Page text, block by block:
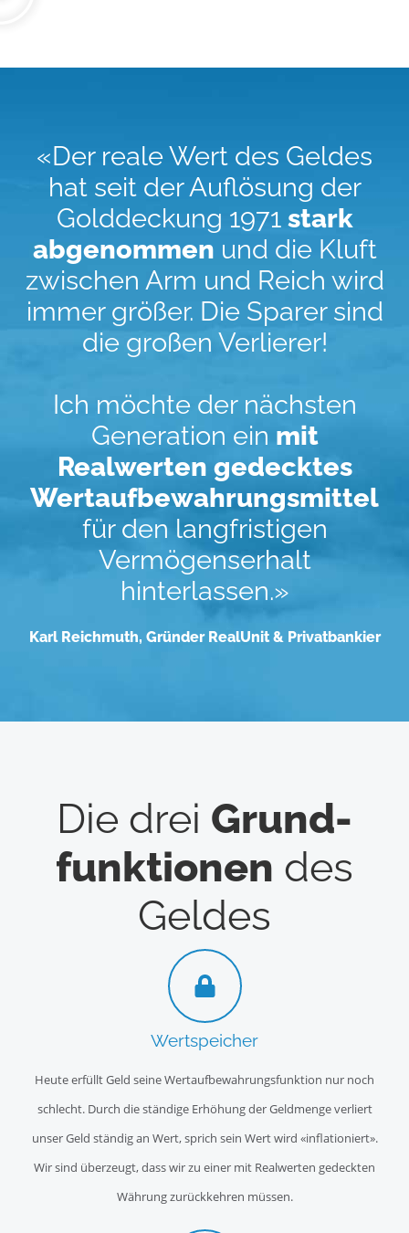
«Der reale Wert des Geldes
hat seit der Auflösung der
Golddeckung 1971 stark
abgenommen und die Kluft
zwischen Arm und Reich wird
immer größer. Die Sparer sind
die großen Verlierer!
Ich möchte der nächsten
Generation ein mit
Realwerten gedecktes
Wertaufbewahrungsmittel
für den langfristigen
Vermögenserhalt
hinterlassen.»
Karl Reichmuth, Gründer RealUnit & Privatbankier
Die drei Grund­
funk­tionen des
Geldes
Wertspeicher
Heute erfüllt Geld seine Wertaufbewahrungsfunktion nur noch
schlecht. Durch die ständige Erhöhung der Geldmenge verliert
unser Geld ständig an Wert, sprich sein Wert wird «inflationiert».
Wir sind überzeugt, dass wir zu einer mit Realwerten gedeckten
Währung zurückkehren müssen.